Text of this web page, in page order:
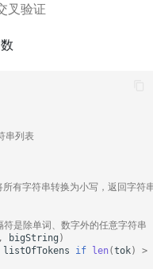
叉验证
串列表
有字符串转换为小写，返回字符
是除单词、数字外的任意字符串
, bigString )
listOfTokens if len(tok) >